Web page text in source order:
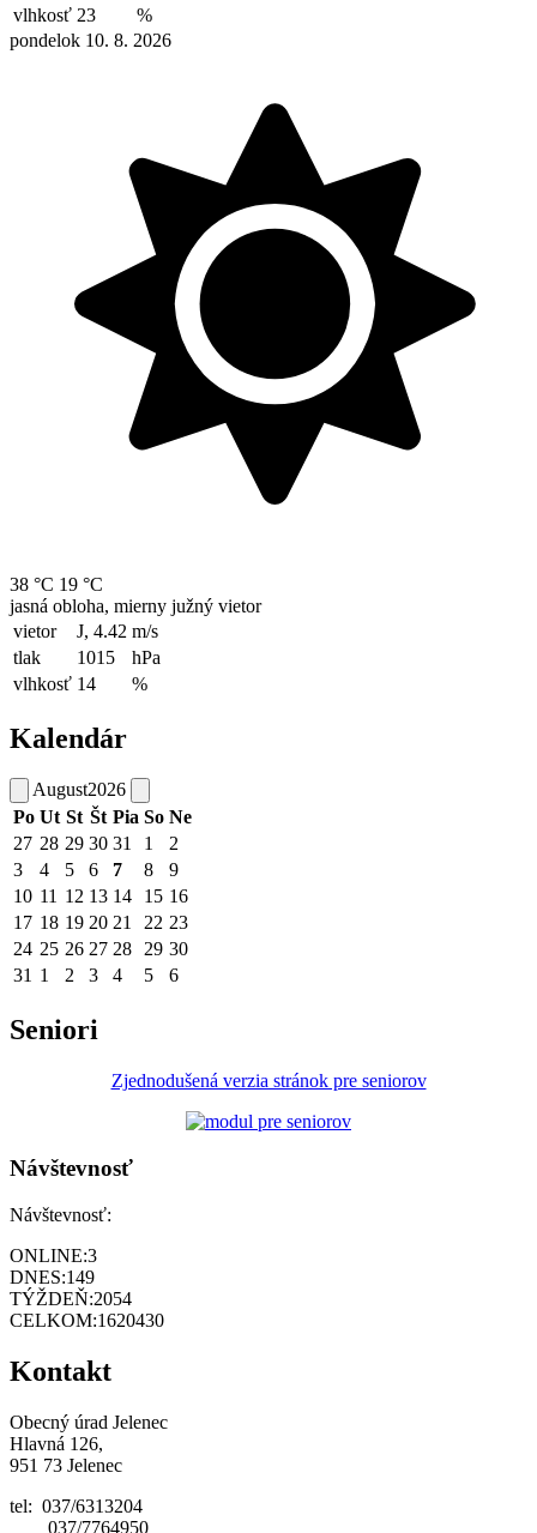
vlhkosť 23
%
pondelok 10. 8. 2026
38 °C 19 °C
jasná obloha, mierny južný vietor
vietor
J, 4.42 m/s
tlak
1015
hPa
vlhkosť 14 %
Kalendár
August2026
Po Ut St Št Pia So Ne
27 28 29 30 31 1
2
3
4 5 6 7 8
9
10 11 12 13 14 15 16
17 18 19 20 21 22 23
24 25 26 27 28 29 30
31 1 2 3 4 5 6
Seniori
Zjednodušená verzia stránok pre seniorov
Návštevnosť
Návštevnosť:
ONLINE:3
DNES:149
TÝŽDEŇ:2054
CELKOM:1620430
Kontakt
Obecný úrad Jelenec
Hlavná 126,
951 73 Jelenec
tel: 037/6313204
037/7764950